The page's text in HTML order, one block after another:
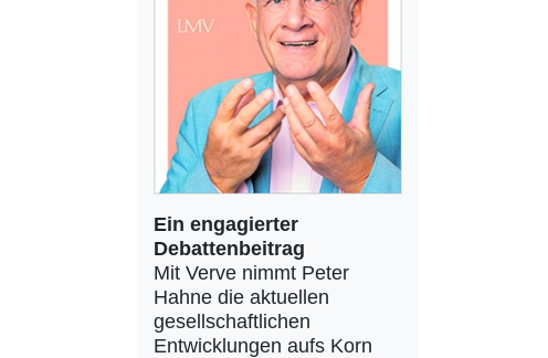
Ein engagierter
Debattenbeitrag
Mit Verve nimmt Peter
Hahne die aktuellen
gesellschaftlichen
Entwicklungen aufs Korn